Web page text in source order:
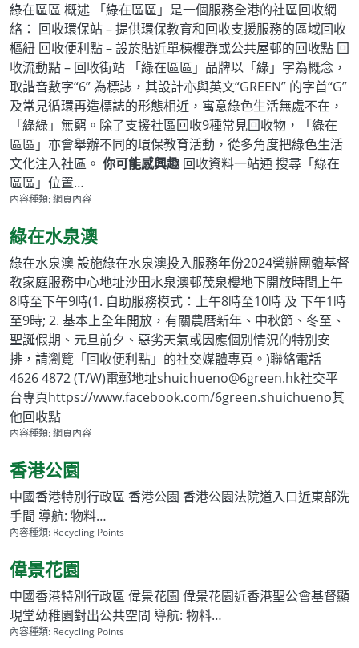
綠在區區 概述 「綠在區區」是一個服務全港的社區回收網
絡： 回收環保站 – 提供環保教育和回收支援服務的區域回收
樞紐 回收便利點 – 設於貼近單棟樓群或公共屋邨的回收點 回
收流動點 – 回收街站 「綠在區區」品牌以「綠」字為概念，
取諧音數字“6” 為標誌，其設計亦與英文“GREEN” 的字首“G”
及常見循環再造標誌的形態相近，寓意綠色生活無處不在，
「綠綠」無窮。除了支援社區回收9種常見回收物，「綠在
區區」亦會舉辦不同的環保教育活動，從多角度把綠色生活
文化注入社區。 你可能感興趣回收資料一站通 搜尋「綠在
區區」位置…
內容種類:網頁內容
綠在水泉澳
綠在水泉澳 設施綠在水泉澳投入服務年份2024營辦團體基督
教家庭服務中心地址沙田水泉澳邨茂泉樓地下開放時間上午
8時至下午9時(1. 自助服務模式：上午8時至10時 及 下午1時
至9時; 2. 基本上全年開放，有關農曆新年、中秋節、冬至、
聖誕假期、元旦前夕、惡劣天氣或因應個別情況的特別安
排，請瀏覽「回收便利點」的社交媒體專頁。)聯絡電話
4626 4872 (T/W)電郵地址shuichueno@6green.hk社交平
台專頁https://www.facebook.com/6green.shuichueno其
他回收點
內容種類:網頁內容
香港公園
中國香港特別行政區 香港公園 香港公園法院道入口近東部洗
手間 導航: 物料…
內容種類: Recycling Points
偉景花園
中國香港特別行政區 偉景花園 偉景花園近香港聖公會基督顯
現堂幼稚園對出公共空間 導航: 物料…
內容種類: Recycling Points